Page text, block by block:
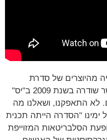
של סדרת
" אשר שודרה בשנת 2009 ב"יס"
15 פרקים. לא התאפקנו, ושאלנו מה
"הסדרה הייתה תכנית
המזוייפת